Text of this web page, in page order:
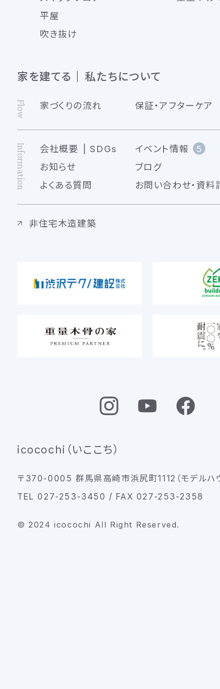
平屋
吹き抜け
家を建てる 私たちについて
Flow 家づくりの流れ 保証・アフターケア
Information 会社概要 SDGs イベント情報
5
お知らせ
ブログ
よくある質問
お問い合わせ・資料
非住宅木造建築
icocochi（いここち）
〒370-0005 群馬県高崎市浜尻町1112（モデルハ
TEL 027-253-3450 / FAX 027-253-2358
© 2024 icocochi All Right Reserved.